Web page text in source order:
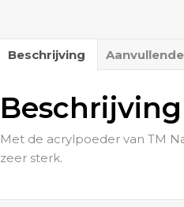
Beschrijving
Beschrijving
Met de acrylpoeder van TM
zeer sterk.